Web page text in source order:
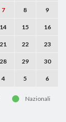
7 8 9
14 15 16
21 22 23
28 29 30
4 5 6
Nazionali